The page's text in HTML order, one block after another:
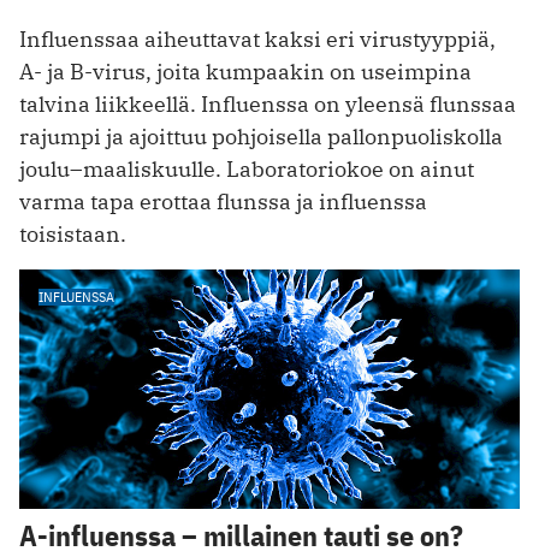
Influenssaa aiheuttavat kaksi eri virustyyppiä,
A- ja B-virus, joita kumpaakin on useimpina
talvina liikkeellä. Influenssa on yleensä flunssaa
rajumpi ja ajoittuu pohjoisella pallonpuoliskolla
joulu–maaliskuulle. Laboratoriokoe on ainut
varma tapa erottaa flunssa ja influenssa
toisistaan.
INFLUENSSA
A-influenssa – millainen tauti se on?